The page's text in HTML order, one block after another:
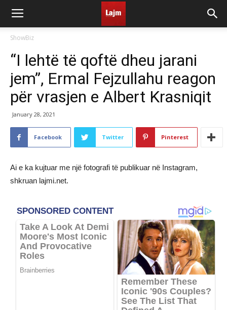
ShowBiz
“I lehtë të qoftë dheu jarani
jem”, Ermal Fejzullahu reagon
për vrasjen e Albert Krasniqit
January 28, 2021
Facebook Twitter Pinterest
Ai e ka kujtuar me një fotografi të publikuar në Instagram,
shkruan lajmi.net.